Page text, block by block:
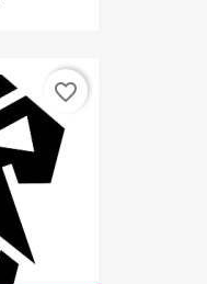
favorite_border